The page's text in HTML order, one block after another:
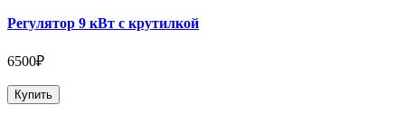
Регулятор 9 кВт с крутилкой
6500₽
Купить